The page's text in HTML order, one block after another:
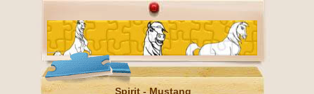
Spirit - Mustang